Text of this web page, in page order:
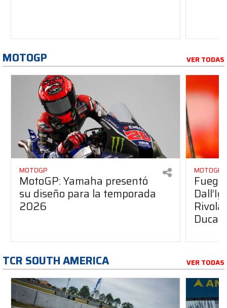
MOTOGP VER TODAS
MOTOGP
MotoGP: Yamaha presentó
su diseño para la temporada
2026
MOTOGP
Ducati
TCR SOUTH AMERICA VER TODAS